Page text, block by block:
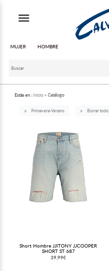
Toggle navigation
MUJER HOMBRE
Estás en : Inicio Catálogo
Primavera-Verano Borrar todo
Short Hombre JJITONY JJCOOPER
SHORT ST 687
39,99€